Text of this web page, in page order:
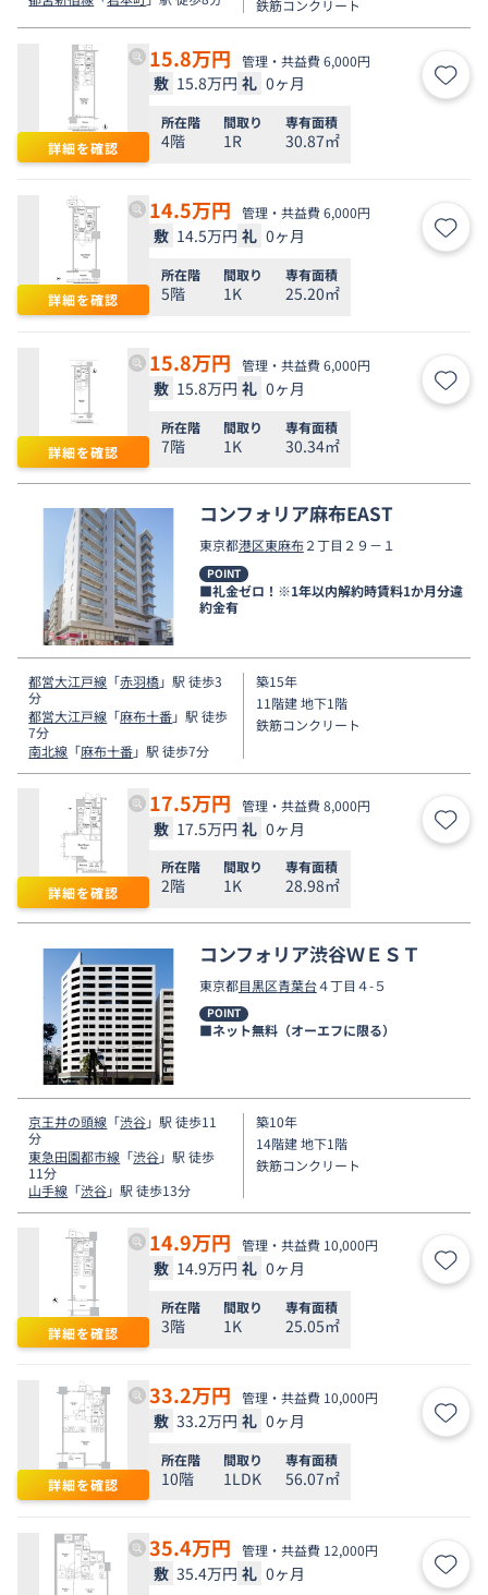
鉄筋コンクリート
詳細を確認
15.8万円 管理・共益費 6,000円
敷 15.8万円 礼 0ヶ月 お気
所在階
4階
間取り
1R
専有面積
30.87㎡
詳細を確認
14.5万円 管理・共益費 6,000円
敷 14.5万円 礼 0ヶ月 お気
所在階
5階
間取り
1K
専有面積
25.20㎡
詳細を確認
15.8万円 管理・共益費 6,000円
敷 15.8万円 礼 0ヶ月 お気
所在階
7階
間取り
1K
専有面積
30.34㎡
コンフォリア麻布EAST
東京都港区東麻布２丁目２９－１
POINT
■礼金ゼロ！※1年以内解約時賃料1か月分違
約金有
都営大江戸線 「赤羽橋」駅 徒歩3
分
都営大江戸線 「麻布十番」駅 徒歩
7分
南北線 「麻布十番」駅 徒歩7分
築15年
11階建 地下1階
鉄筋コンクリート
詳細を確認
17.5万円 管理・共益費 8,000円
敷 17.5万円 礼 0ヶ月 お気
所在階
2階
間取り
1K
専有面積
28.98㎡
コンフォリア渋谷ＷＥＳＴ
東京都目黒区青葉台４丁目４-５
POINT
■ネット無料（オーエフに限る）
京王井の頭線 「渋谷」駅 徒歩11
分
東急田園都市線 「渋谷」駅 徒歩
11分
山手線 「渋谷」駅 徒歩13分
築10年
14階建 地下1階
鉄筋コンクリート
詳細を確認
14.9万円 管理・共益費 10,000円
敷 14.9万円 礼 0ヶ月 お気
所在階
3階
間取り
1K
専有面積
25.05㎡
詳細を確認
33.2万円 管理・共益費 10,000円
敷 33.2万円 礼 0ヶ月 お気
所在階
10階
間取り
1LDK
専有面積
56.07㎡
35.4万円 管理・共益費 12,000円
敷 35.4万円 礼 0ヶ月 お気